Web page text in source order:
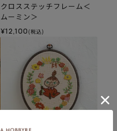
クロスステッチフレーム＜
ムーミン＞
¥12,100 (税込)